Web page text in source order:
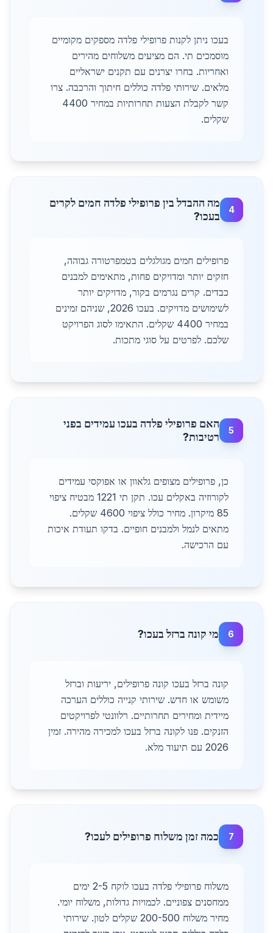
בעכו ניתן לקנות פרופילי פלדה מספקים מקומיים
מוסמכים תי. הם מציעים משלוחים מהירים
ואחריות. בחרו יצרנים עם תקנים ישראליים
מלאים. שירותי פלדה כוללים חיתוך והרכבה. צרו
קשר לקבלת הצעות תחרותיות במחיר 4400
שקלים.
4
מה ההבדל בין פרופילי פלדה חמים לקרים
בעכו?
פרופילים חמים מגולגלים בטמפרטורה גבוהה,
חזקים יותר ומדויקים פחות, מתאימים למבנים
כבדים. קרים נגרמים בקור, מדויקים יותר
לשימושים מדויקים. בעכו 2026, שניהם זמינים
במחיר 4400 שקלים. התאימו לסוג הפרויקט
שלכם. לפרטים על סוגי מתכות.
5
האם פרופילי פלדה בעכו עמידים בפני
רטיבות?
כן, פרופילים מצופים גלאוון או אפוקסי עמידים
לקורוזיה באקלים עכו. תקן תי 1221 מבטיח ציפוי
85 מיקרון. מחיר כולל ציפוי 4600 שקלים.
מתאים לנמל ולמבנים חופיים. בדקו תעודת איכות
עם הרכישה.
6 מי קונה ברזל בעכו?
קונה ברזל בעכו קונה פרופילים, יריעות וברזל
משומש או חדש. שירותי קנייה כוללים הערכה
מיידית ומחירים תחרותיים. רלוונטי לפרויקטים
הזנקים. פנו לקונה ברזל בעכו למכירה מהירה. זמין
2026 עם תיעוד מלא.
7 כמה זמן משלוח פרופילים לעכו?
משלוח פרופילי פלדה בעכו לוקח 2-5 ימים
ממחסנים צפוניים. לכמויות גדולות, משלוח יומי.
מחיר משלוח 200-500 שקלים לטון. שירותי